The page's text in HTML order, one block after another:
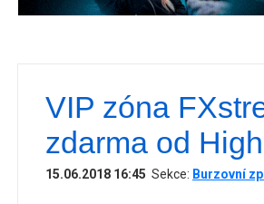
VIP zóna
zdarma od
15.06.2018 16:45 Sekce: Burzovní